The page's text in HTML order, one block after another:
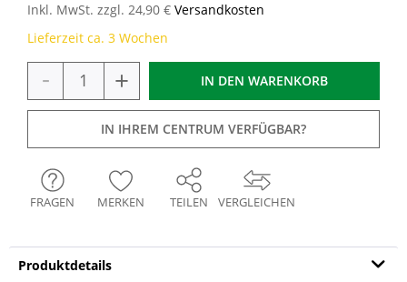
Inkl. MwSt. zzgl. 24,90 € Versandkosten
Lieferzeit ca. 3 Wochen
- + IN DEN WARENKORB
IN IHREM CENTRUM VERFÜGBAR?
VERGLEICHEN
FRAGEN MERKEN TEILEN
Produktdetails